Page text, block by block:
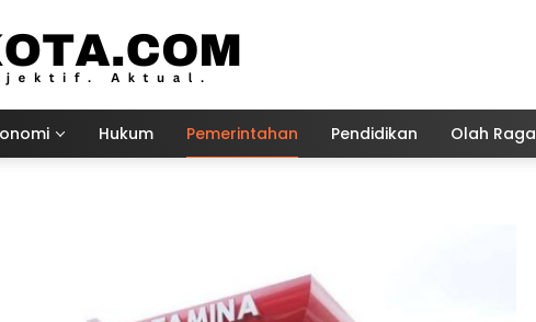
Hukum Pemerintahan Pendidikan Olah Raga